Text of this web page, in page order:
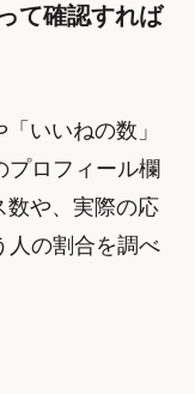
て確認すれば
いいねの数」
プロフィール欄
数や、実際の応
人の割合を調べ